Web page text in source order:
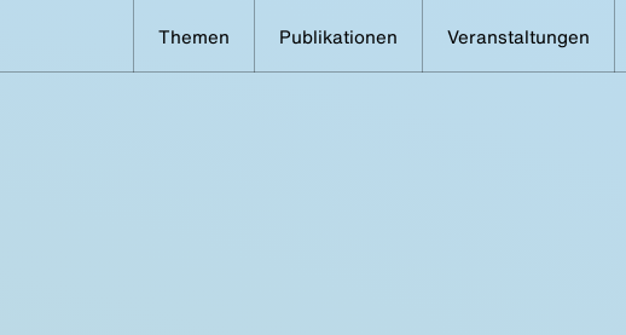
Themen Publikationen Veranstaltungen